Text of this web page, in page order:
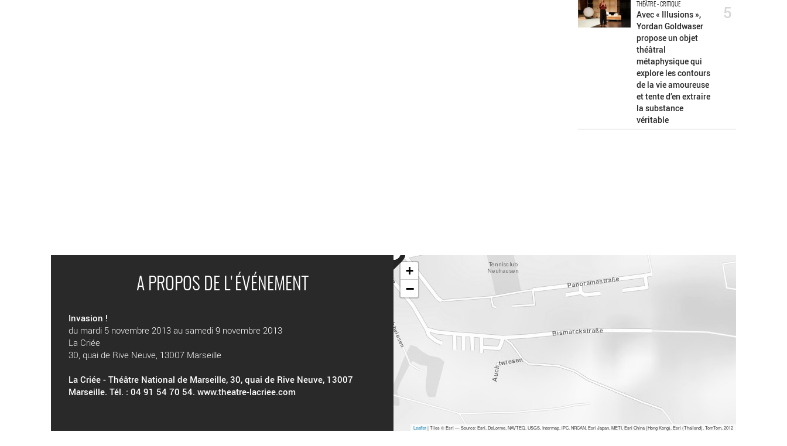
THÉÂTRE - CRITIQUE
Avec « Illusions »,
Yordan Goldwaser
propose un objet
théâtral
métaphysique qui
explore les contours
de la vie amoureuse
et tente d’en extraire
la substance
véritable
5
A PROPOS DE L'ÉVÉNEMENT
Invasion !
du mardi 5 novembre 2013 au samedi 9 novembre 2013
La Criée
30, quai de Rive Neuve, 13007 Marseille
La Criée - Théâtre National de Marseille, 30, quai de Rive Neuve, 13007
Marseille. Tél. : 04 91 54 70 54. www.theatre-lacriee.com
+
−
Leaflet| Tiles © Esri — Source: Esri, DeLorme, NAVTEQ, USGS, Intermap, iPC, NRCAN, Esri Japan, METI, Esri China (Hong Kong), Esri (Thailand), TomTom, 2012